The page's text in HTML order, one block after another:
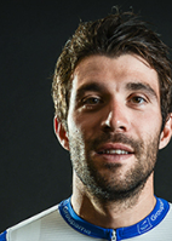
LE VÉLO
PRO
BY LEO